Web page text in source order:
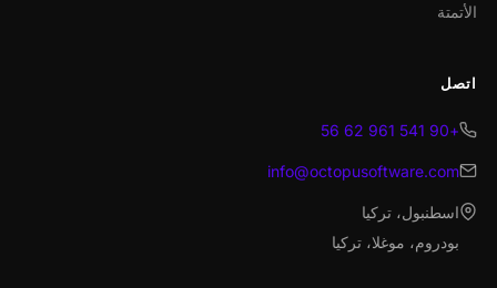
الأتمتة
اتصل
+90 541 961 62 56
info@octopusoftware.com
اسطنبول، تركيا
بودروم، موغلا، تركيا